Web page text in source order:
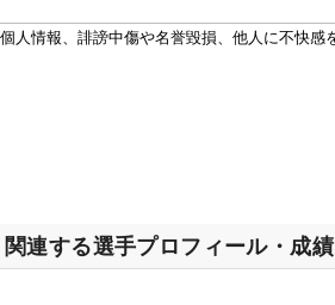
関連する選手プロフィール・成績